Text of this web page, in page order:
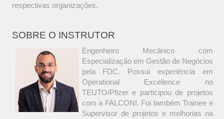
respectivas organizações.
SOBRE O INSTRUTOR
Engenheiro Mecânico com
Especialização em Gestão de Negócios
pela FDC. Possui experiência em
Operational Excellence no
TEUTO/Pfizer e participou de projetos
com a FALCONI. Foi também Trainee e
Supervisor de projetos e melhorias na